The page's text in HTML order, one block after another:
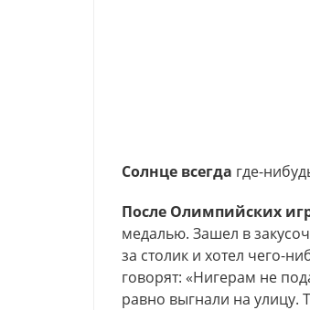
Солнце всегда где-
После Олимпийских
медалью. Зашел в
за столик и хотел чего-
говорят: «Нигерам не
равно выгнали на улицу.